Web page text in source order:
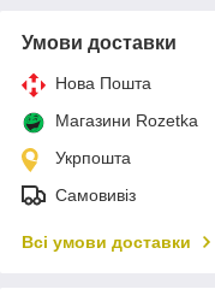
Умови доставки
Нова Пошта
Магазини Rozetka
Укрпошта
Самовивіз
Всі умови доставки